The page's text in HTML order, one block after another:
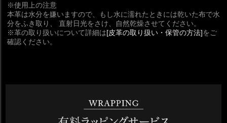
※使用上の注意
本革は水分を嫌いますので、もし水に濡れたときには乾いた布で水
分をふき取り、 直射日光をさけ、自然乾燥させてください。
※革の取り扱いについて詳細は[皮革の取り扱い・保管の方法]をご
確認ください。